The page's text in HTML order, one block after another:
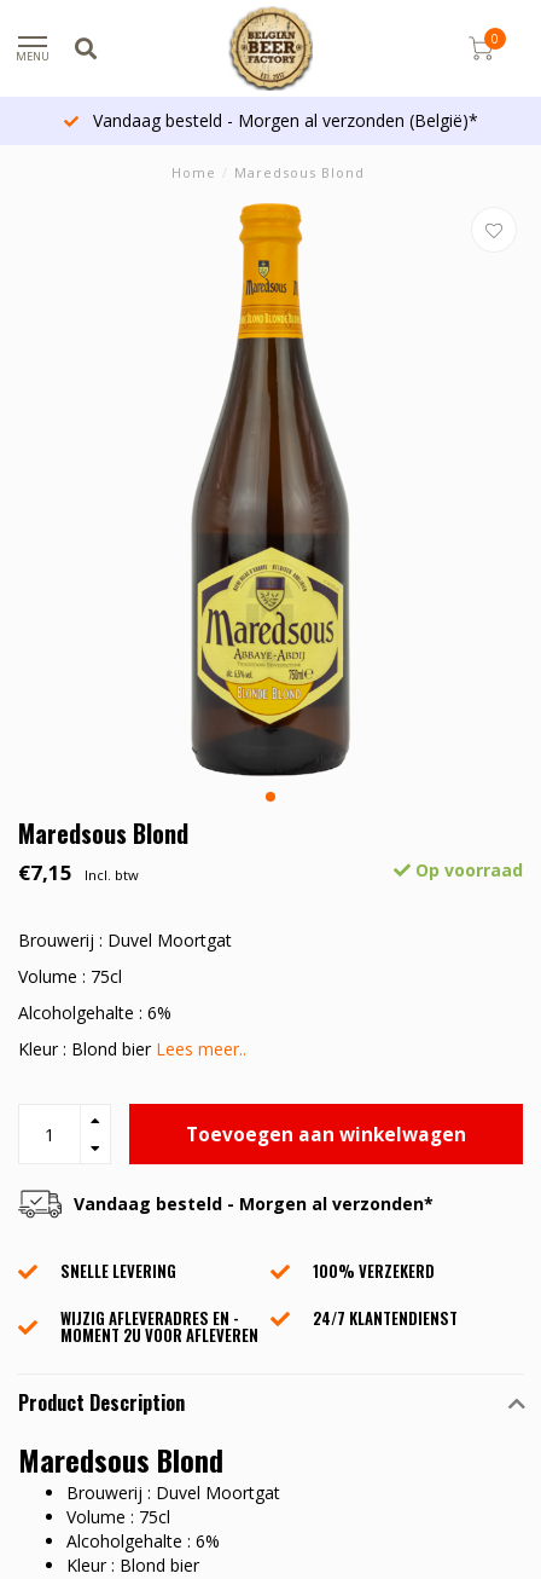
MENU
0
Vandaag besteld - Morgen al verzonden (België)*
Home / Maredsous Blond
Maredsous Blond
€7,15 Incl. btw Op voorraad
Brouwerij : Duvel Moortgat
Volume : 75cl
Alcoholgehalte : 6%
Kleur : Blond bier Lees meer..
Toevoegen aan winkelwagen
Vandaag besteld - Morgen al verzonden*
SNELLE LEVERING
100% VERZEKERD
WIJZIG AFLEVERADRES EN -
MOMENT 2U VOOR AFLEVEREN
24/7 KLANTENDIENST
Product Description
Maredsous Blond
Brouwerij : Duvel Moortgat
Volume : 75cl
Alcoholgehalte : 6%
Kleur : Blond bier